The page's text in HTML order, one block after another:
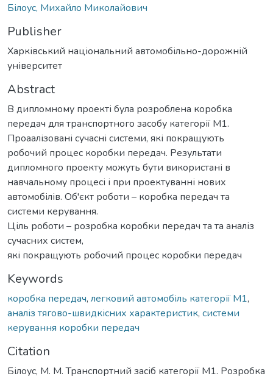
Білоус, Михайло Миколайович
Publisher
Харківський національний автомобільно-дорожній
університет
Abstract
В дипломному проекті була розроблена коробка
передач для транспортного засобу категорії М1.
Проаалізовані сучасні системи, які покращують
робочий процес коробки передач. Результати
дипломного проекту можуть бути використані в
навчальному процесі і при проектуванні нових
автомобілів. Об'єкт роботи – коробка передач та
системи керування.
Ціль роботи – розробка коробки передач та та аналіз
сучасних систем,
які покращують робочий процес коробки передач
Keywords
коробка передач, легковий автомобіль категорії М1,
аналіз тягово-швидкісних характеристик, системи
керування коробки передач
Citation
Білоус, М. М. Транспортний засіб категорії М1. Розробка